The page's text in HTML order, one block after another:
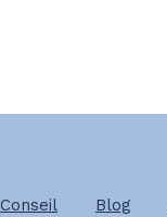
Conseil Blog